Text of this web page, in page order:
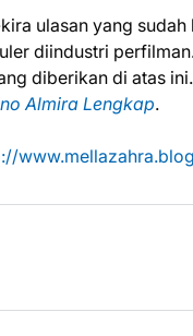
ulasan yang
diindustri
diberikan di atas
Almira Lengkap.